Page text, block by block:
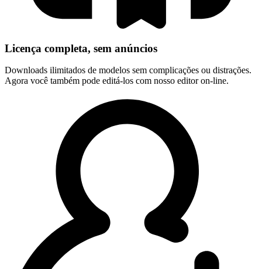
Licença completa, sem anúncios
Downloads ilimitados de modelos sem complicações ou distrações.
Agora você também pode editá-los com nosso editor on-line.